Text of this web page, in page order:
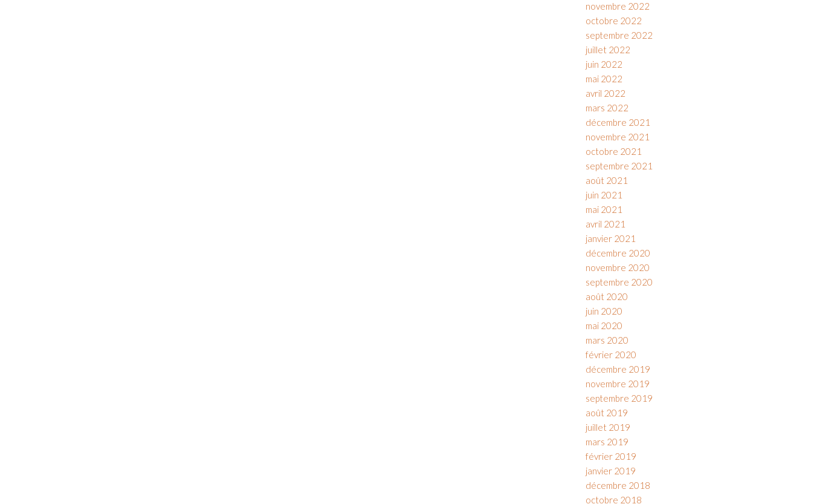
novembre 2022
octobre 2022
septembre 2022
juillet 2022
juin 2022
mai 2022
avril 2022
mars 2022
décembre 2021
novembre 2021
octobre 2021
septembre 2021
août 2021
juin 2021
mai 2021
avril 2021
janvier 2021
décembre 2020
novembre 2020
septembre 2020
août 2020
juin 2020
mai 2020
mars 2020
février 2020
décembre 2019
novembre 2019
septembre 2019
août 2019
juillet 2019
mars 2019
février 2019
janvier 2019
décembre 2018
octobre 2018